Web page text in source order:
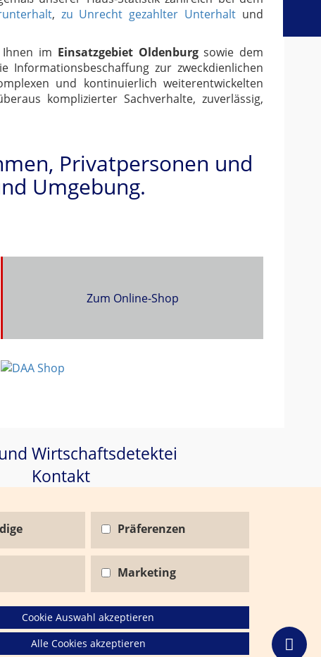
, zu Unrecht gezahlter Unterhalt und
im Einsatzgebiet Oldenburgsowie dem
zur zweckdienlichen
und kontinuierlich weiterentwickelten
komplizierter Sachverhalte, zuverlässig,
Privatpersonen und
Umgebung.
Zum Online-Shop
Wirtschaftsdetektei
Kontakt
Gebührenfreie Servicenummer
0800 - 224 0
Präferenzen
Marketing
Cookie Auswahl akzeptieren
Alle Cookies akzeptieren